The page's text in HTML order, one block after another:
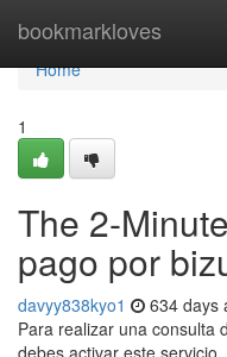
bookmarkloves
Home
Home
1
The 2-
pago por
davyy838kyo1 634 days
Para realizar una consulta
debes activar este